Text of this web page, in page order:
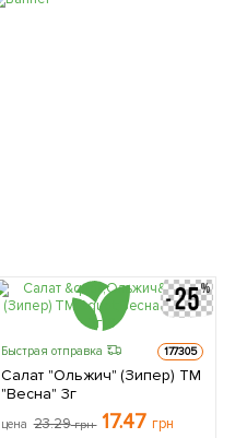
Быстрая отправка 177305
Салат "Ольжич" (Зипер) ТМ
"Весна" 3г
цена 23.29грн 17.47 грн